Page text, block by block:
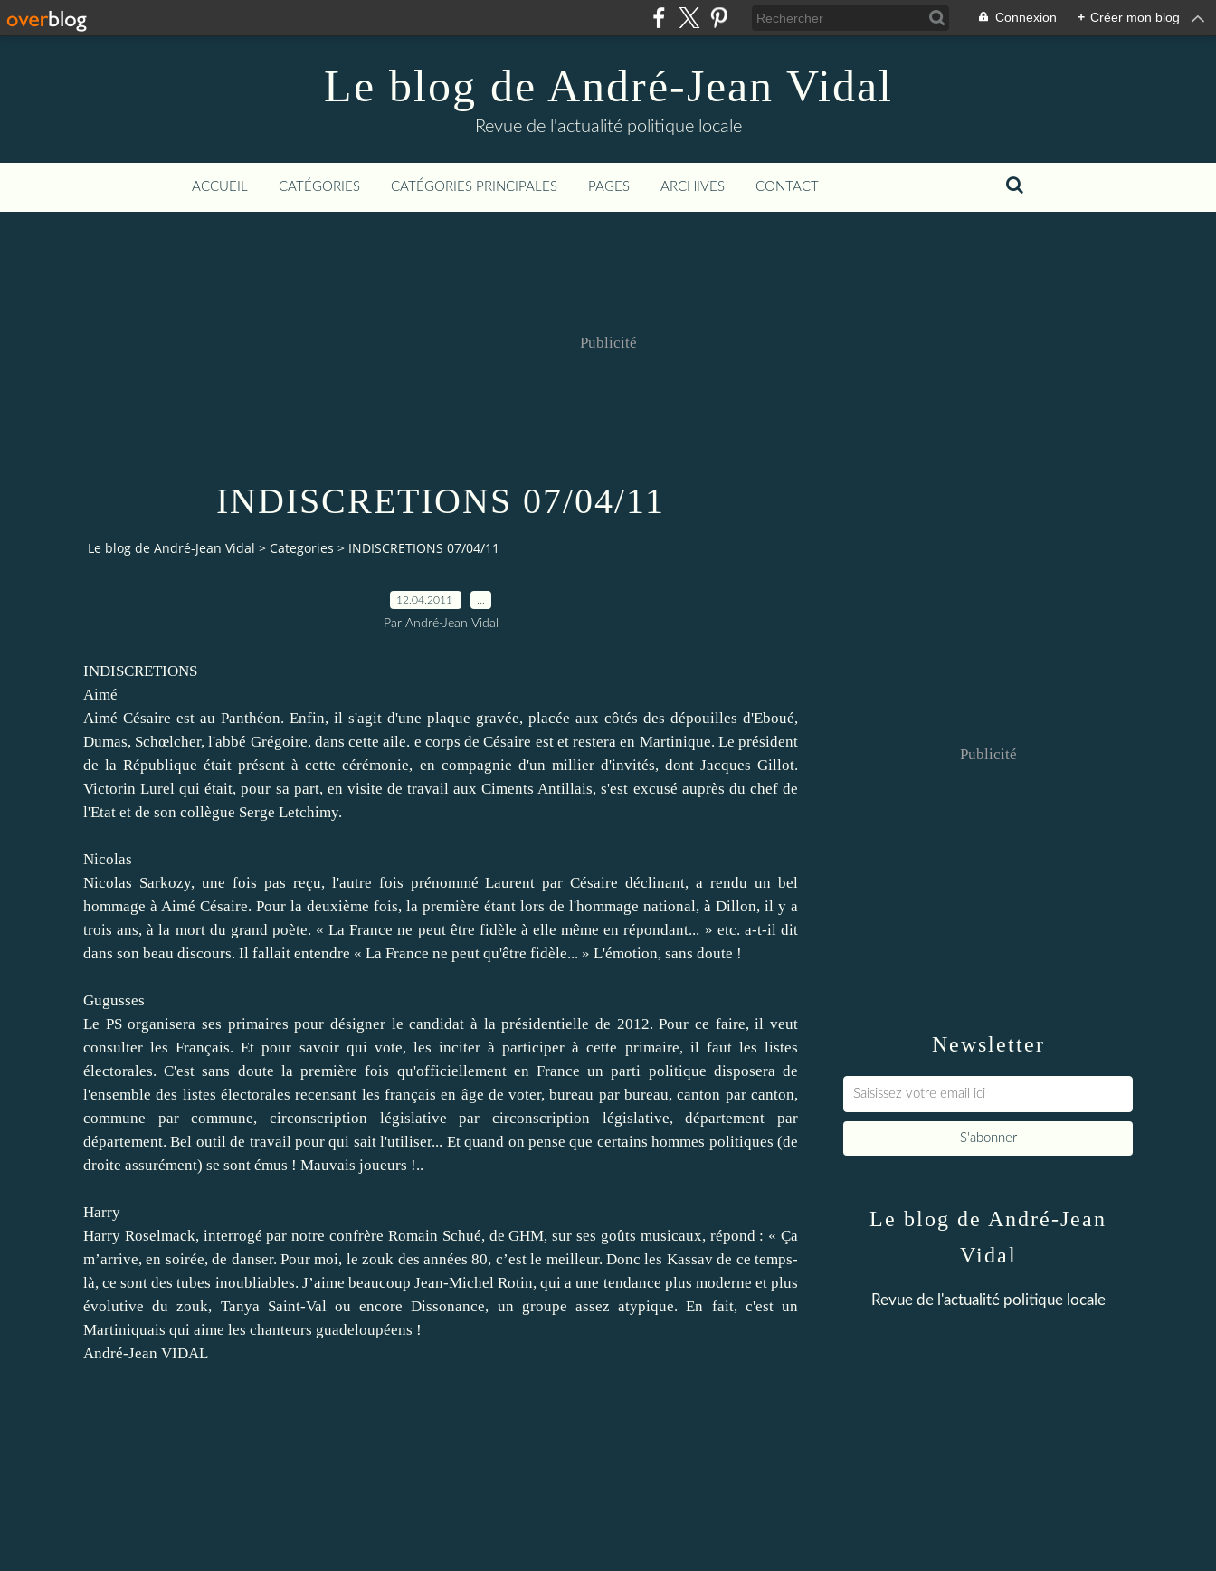
Connexion + Créer mon blog
Le blog de André-Jean Vidal
Revue de l'actualité politique locale
ACCUEIL CATÉGORIES CATÉGORIES PRINCIPALES PAGES ARCHIVES CONTACT
Publicité
INDISCRETIONS 07/04/11
Le blog de André-Jean Vidal > Categories > INDISCRETIONS 07/04/11
12.04.2011
Par André-Jean Vidal
INDISCRETIONS
Aimé
Aimé Césaire est au Panthéon. Enfin, il s'agit d'une plaque gravée, placée aux côtés des dépouilles d'Eboué,
Dumas, Schœlcher, l'abbé Grégoire, dans cette aile. e corps de Césaire est et restera en Martinique. Le président
de la République était présent à cette cérémonie, en compagnie d'un millier d'invités, dont Jacques Gillot.
Victorin Lurel qui était, pour sa part, en visite de travail aux Ciments Antillais, s'est excusé auprès du chef de
l'Etat et de son collègue Serge Letchimy.
Nicolas
Nicolas Sarkozy, une fois pas reçu, l'autre fois prénommé Laurent par Césaire déclinant, a rendu un bel
hommage à Aimé Césaire. Pour la deuxième fois, la première étant lors de l'hommage national, à Dillon, il y a
trois ans, à la mort du grand poète. « La France ne peut être fidèle à elle même en répondant... » etc. a-t-il dit
dans son beau discours. Il fallait entendre « La France ne peut qu'être fidèle... » L'émotion, sans doute !
Gugusses
Le PS organisera ses primaires pour désigner le candidat à la présidentielle de 2012. Pour ce faire, il veut
consulter les Français. Et pour savoir qui vote, les inciter à participer à cette primaire, il faut les listes
électorales. C'est sans doute la première fois qu'officiellement en France un parti politique disposera de
l'ensemble des listes électorales recensant les français en âge de voter, bureau par bureau, canton par canton,
commune par commune, circonscription législative par circonscription législative, département par
département. Bel outil de travail pour qui sait l'utiliser... Et quand on pense que certains hommes politiques (de
droite assurément) se sont émus ! Mauvais joueurs !..
Harry
Harry Roselmack, interrogé par notre confrère Romain Schué, de GHM, sur ses goûts musicaux, répond : « Ça
m’arrive, en soirée, de danser. Pour moi, le zouk des années 80, c’est le meilleur. Donc les Kassav de ce temps-
là, ce sont des tubes inoubliables. J’aime beaucoup Jean-Michel Rotin, qui a une tendance plus moderne et plus
évolutive du zouk, Tanya Saint-Val ou encore Dissonance, un groupe assez atypique. En fait, c'est un
Martiniquais qui aime les chanteurs guadeloupéens !
André-Jean VIDAL
Newsletter
Publicité
Le blog de André-Jean
Vidal
Revue de l'actualité politique locale